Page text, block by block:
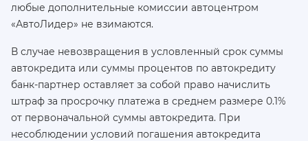
любые дополнительные комиссии автоцентром
«АвтоЛидер» не взимаются.
В случае невозвращения в условленный срок суммы
автокредита или суммы процентов по автокредиту
банк-партнер оставляет за собой право начислить
штраф за просрочку платежа в среднем размере 0.1%
от первоначальной суммы автокредита. При
несоблюдении условий погашения автокредита